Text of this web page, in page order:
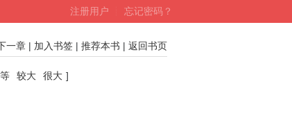
注册用户 忘记密码？
一章 | 加入书签 | 推荐本书 | 返回书页
较大 很大 ]